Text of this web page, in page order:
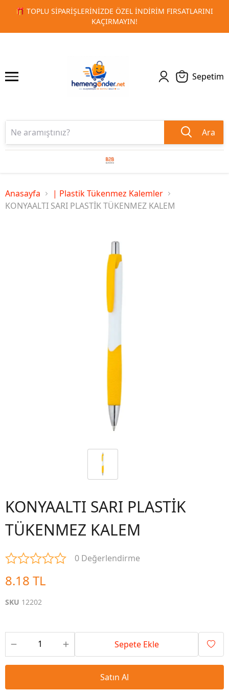
🚀 KURUMSAL PROMOSYON VE MATBAA
1 2
Sepetim
Ara
Anasayfa
| Plastik Tükenmez Kalemler
KONYAALTI SARI PLASTİK TÜKENMEZ KALEM
KONYAALTI SARI PLASTİK
TÜKENMEZ KALEM
0 Değerlendirme
8.18 TL
SKU 12202
Sepete Ekle
Satın Al